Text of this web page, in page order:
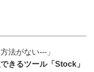
法がない---」
きるツール「Stock」